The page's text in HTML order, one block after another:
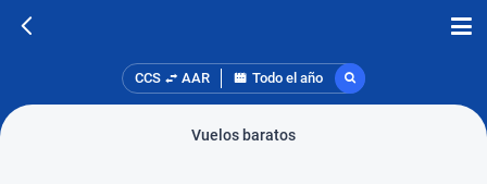
CCS AAR Todo el año
Vuelos baratos